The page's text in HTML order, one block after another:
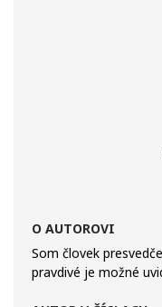
O AUTOROVI
Som človek
pravdivé je možné